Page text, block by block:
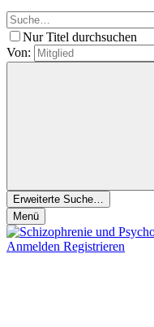
Nur Titel durchsuchen
Von:
Erweiterte Suche…
Menü
Anmelden Registrieren